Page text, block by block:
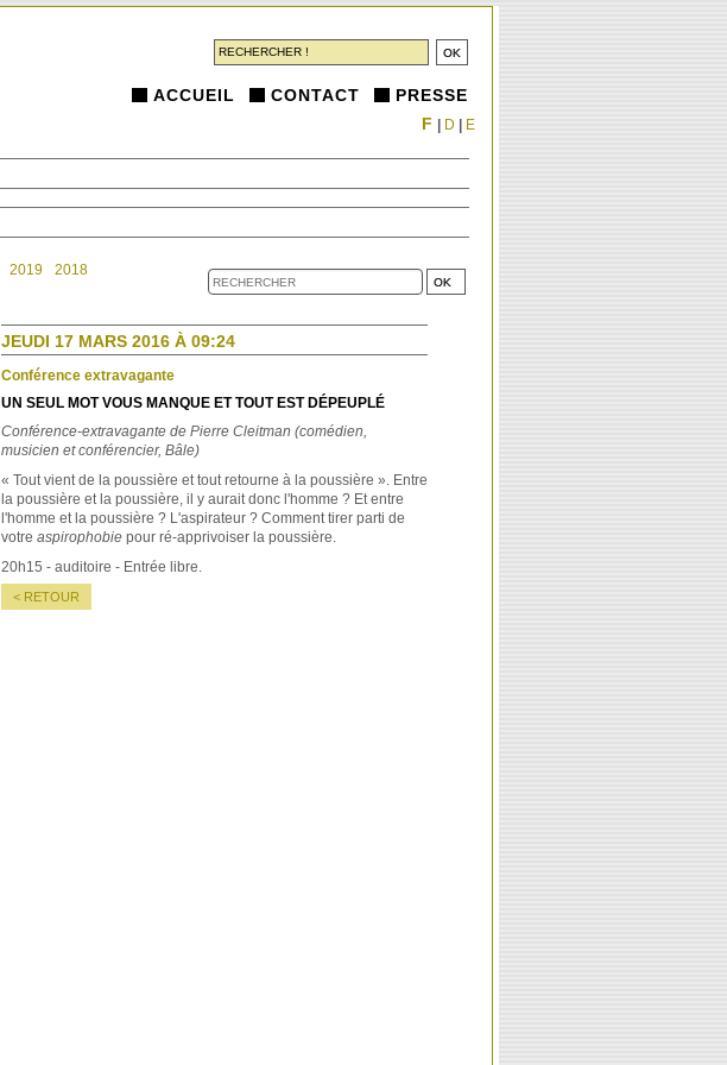
ACCUEIL CONTACT PRESSE
2019
2018
JEUDI 17 MARS 2016 À 09:24
Conférence extravagante
UN SEUL MOT VOUS MANQUE ET TOUT EST DÉPEUPLÉ
Conférence-extravagante de Pierre Cleitman (comédien,
musicien et conférencier, Bâle)
« Tout vient de la poussière et tout retourne à la poussière ». Entre
la poussière et la poussière, il y aurait donc l'homme ? Et entre
l'homme et la poussière ? L'aspirateur ? Comment tirer parti de
votre aspirophobie pour ré-apprivoiser la poussière.
20h15 - auditoire - Entrée libre.
< RETOUR
F D E